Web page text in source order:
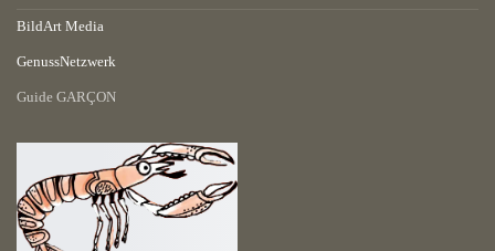
BildArt Media
GenussNetzwerk
Guide GARÇON